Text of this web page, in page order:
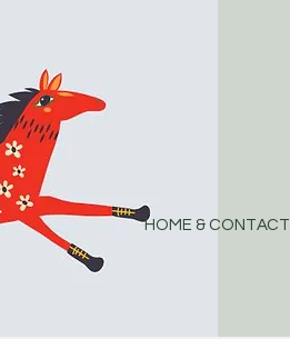
HOME & CONTACT